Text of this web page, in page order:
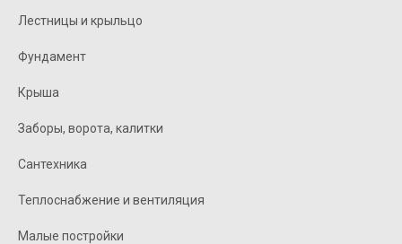
Лестницы и крыльцо
Фундамент
Крыша
Заборы, ворота, калитки
Сантехника
Теплоснабжение и вентиляция
Малые постройки